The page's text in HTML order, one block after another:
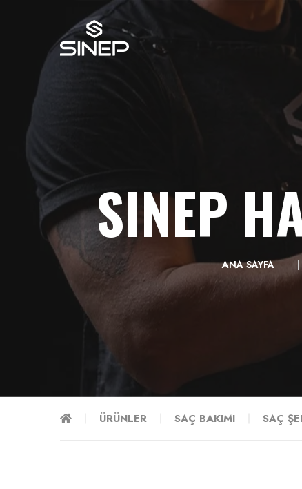
SINEP
ANA SAYFA
ÜRÜNLER SAÇ BAKIMI SAÇ